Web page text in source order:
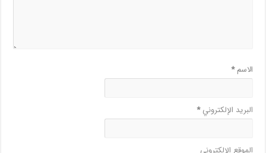
الاسم*
البريد الإلكتروني*
الموقع الإلكتروني